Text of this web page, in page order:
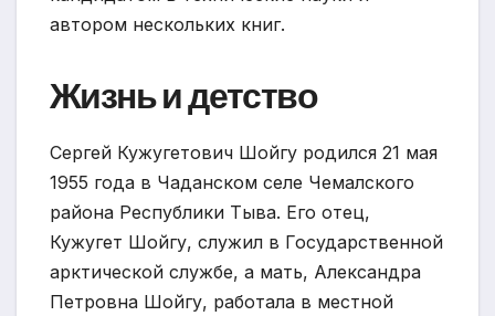
автором нескольких книг.
Жизнь и детство
Сергей Кужугетович Шойгу родился 21 мая
1955 года в Чаданском селе Чемалского
района Республики Тыва. Его отец,
Кужугет Шойгу, служил в Государственной
арктической службе, а мать, Александра
Петровна Шойгу, работала в местной